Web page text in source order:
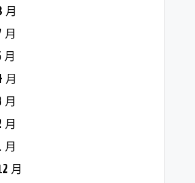
月
月
月
月
月
月
月
月